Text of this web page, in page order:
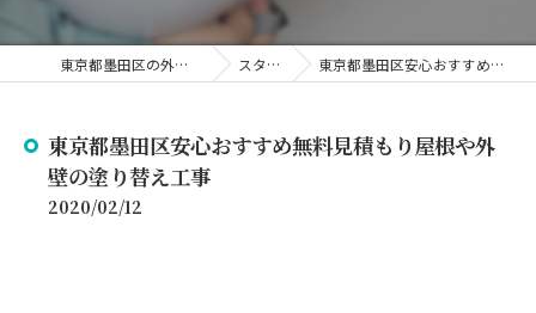
東京都墨田区の外壁塗装なら有限会社ナカオ塗装 スタッフブログ 東京都墨田区安心おすすめ無料見積もり屋根や外壁の塗り替え工事
東京都墨田区安心おすすめ無料見積もり屋根や外
壁の塗り替え工事
2020/02/12